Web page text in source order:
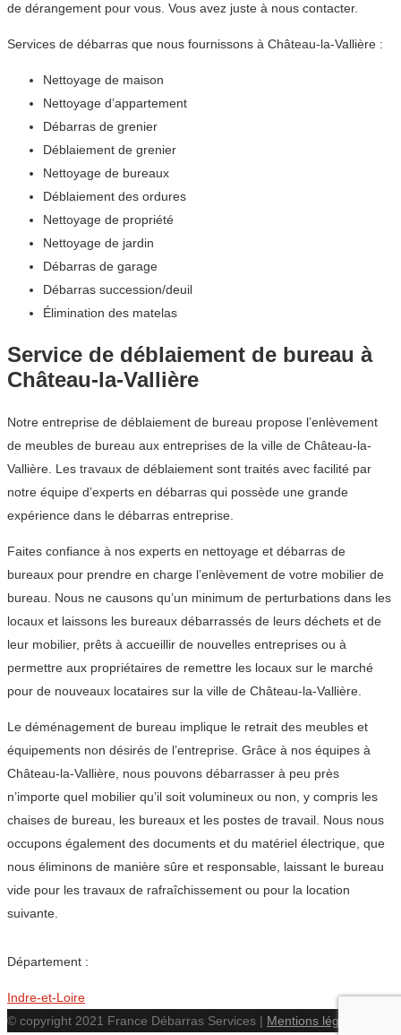
de dérangement pour vous. Vous avez juste à nous contacter.
Services de débarras que nous fournissons à Château-la-Vallière :
Nettoyage de maison
Nettoyage d’appartement
Débarras de grenier
Déblaiement de grenier
Nettoyage de bureaux
Déblaiement des ordures
Nettoyage de propriété
Nettoyage de jardin
Débarras de garage
Débarras succession/deuil
Élimination des matelas
Service de déblaiement de bureau à
Château-la-Vallière
Notre entreprise de déblaiement de bureau propose l’enlèvement
de meubles de bureau aux entreprises de la ville de Château-la-
Vallière. Les travaux de déblaiement sont traités avec facilité par
notre équipe d’experts en débarras qui possède une grande
expérience dans le débarras entreprise.
Faites confiance à nos experts en nettoyage et débarras de
bureaux pour prendre en charge l’enlèvement de votre mobilier de
bureau. Nous ne causons qu’un minimum de perturbations dans les
locaux et laissons les bureaux débarrassés de leurs déchets et de
leur mobilier, prêts à accueillir de nouvelles entreprises ou à
permettre aux propriétaires de remettre les locaux sur le marché
pour de nouveaux locataires sur la ville de Château-la-Vallière.
Le déménagement de bureau implique le retrait des meubles et
équipements non désirés de l’entreprise. Grâce à nos équipes à
Château-la-Vallière, nous pouvons débarrasser à peu près
n’importe quel mobilier qu’il soit volumineux ou non, y compris les
chaises de bureau, les bureaux et les postes de travail. Nous nous
occupons également des documents et du matériel électrique, que
nous éliminons de manière sûre et responsable, laissant le bureau
vide pour les travaux de rafraîchissement ou pour la location
suivante.
Département :
Indre-et-Loire
© copyright 2021 France Débarras Services | Mentions légales